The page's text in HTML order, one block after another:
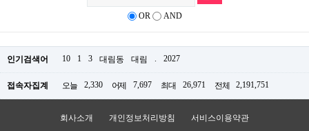
OR AND
인기검색어 10 1 3 대림동 대림 . 2027
접속자집계 오늘 2,330 어제 7,697 최대 26,971 전체 2,191,751
회사소개 개인정보처리방침 서비스이용약관